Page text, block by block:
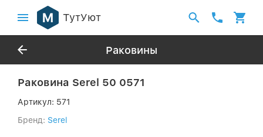
ТутУют
Раковины
Раковина Serel 50 0571
Артикул: 571
Бренд: Serel